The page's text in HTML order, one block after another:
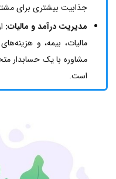
جذابیت بیشتری برای
مدیریت درآمد و مالیات:
مالیات، بیمه، و
مشاوره با یک حسابدار
است.